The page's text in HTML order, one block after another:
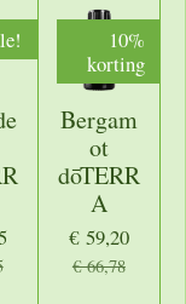
10%
korting
Bergam
ot
dōTERR
A
€ 59,20
€ 66,78